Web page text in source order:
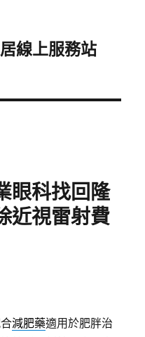
線上服務站
眼科找回隆
近視雷射費
減肥藥適用於肥胖治